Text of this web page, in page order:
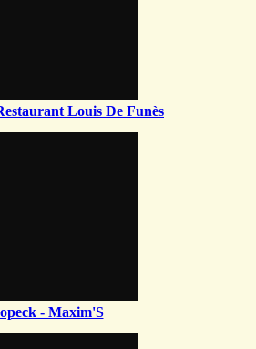
Louis De Funès
- Maxim'S